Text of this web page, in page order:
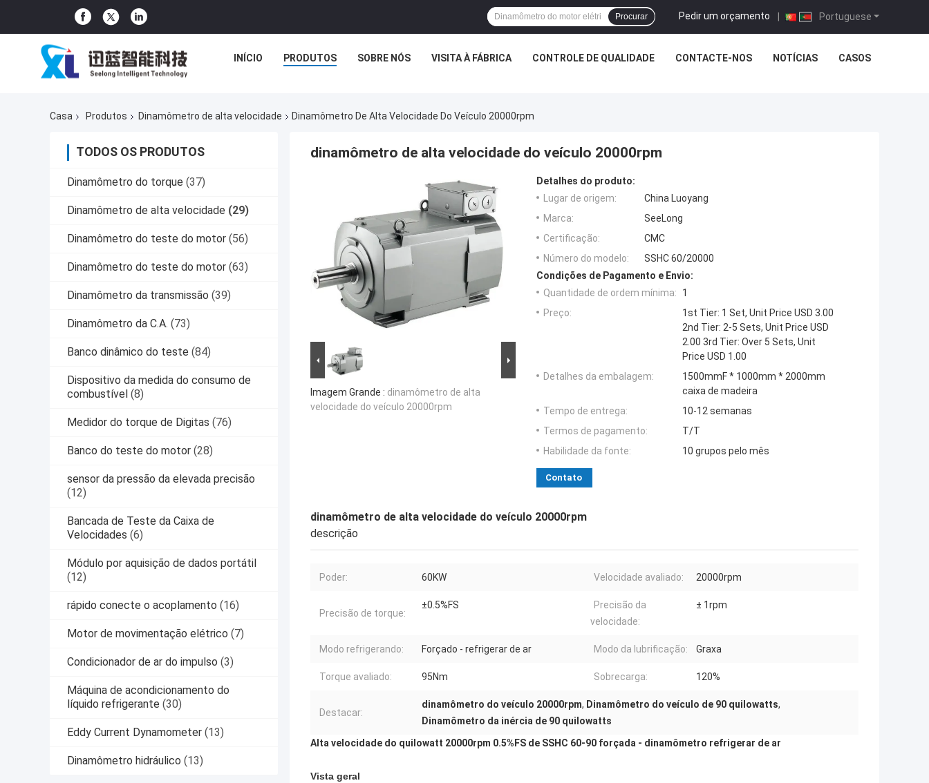
Portuguese
Pedir um orçamento |
Procurar
INÍCIO PRODUTOS SOBRE NÓS VISITA À FÁBRICA CONTROLE DE QUALIDADE CONTACTE-NOS NOTÍCIAS CASOS
Casa Produtos Dinamômetro de alta velocidade Dinamômetro De Alta Velocidade Do Veículo 20000rpm
TODOS OS PRODUTOS
Dinamômetro do torque (37)
Dinamômetro de alta velocidade (29)
Dinamômetro do teste do motor (56)
Dinamômetro do teste do motor (63)
Dinamômetro da transmissão (39)
Dinamômetro da C.A. (73)
Banco dinâmico do teste (84)
Dispositivo da medida do consumo de
combustível (8)
Medidor do torque de Digitas (76)
Banco do teste do motor (28)
sensor da pressão da elevada precisão
(12)
Bancada de Teste da Caixa de
Velocidades (6)
Módulo por aquisição de dados portátil
(12)
rápido conecte o acoplamento (16)
Motor de movimentação elétrico (7)
Condicionador de ar do impulso (3)
Máquina de acondicionamento do
líquido refrigerante (30)
Eddy Current Dynamometer (13)
Dinamômetro hidráulico (13)
dinamômetro de alta velocidade do veículo 20000rpm
Imagem Grande : dinamômetro de alta
velocidade do veículo 20000rpm
Detalhes do produto:
Lugar de origem:
China Luoyang
Marca:
SeeLong
Certificação:
CMC
Número do modelo:
SSHC 60/20000
Condições de Pagamento e Envio:
Quantidade de ordem mínima:
1
Preço:
1st Tier: 1 Set, Unit Price USD 3.00
2nd Tier: 2-5 Sets, Unit Price USD
2.00 3rd Tier: Over 5 Sets, Unit
Price USD 1.00
Detalhes da embalagem:
1500mmF * 1000mm * 2000mm
caixa de madeira
Tempo de entrega:
10-12 semanas
Termos de pagamento:
T/T
Habilidade da fonte:
10 grupos pelo mês
Contato
dinamômetro de alta velocidade do veículo 20000rpm
descrição
Poder: 60KW Velocidade avaliado: 20000rpm
Precisão de torque:
±0.5%FS
Precisão da
velocidade:
± 1rpm
Modo refrigerando: Forçado - refrigerar de ar Modo da lubrificação: Graxa
Torque avaliado: 95Nm Sobrecarga: 120%
Destacar:
dinamômetro do veículo 20000rpm, Dinamômetro do veículo de 90 quilowatts,
Dinamômetro da inércia de 90 quilowatts
Alta velocidade do quilowatt 20000rpm 0.5%FS de SSHC 60-90 forçada - dinamômetro refrigerar de ar
Vista geral